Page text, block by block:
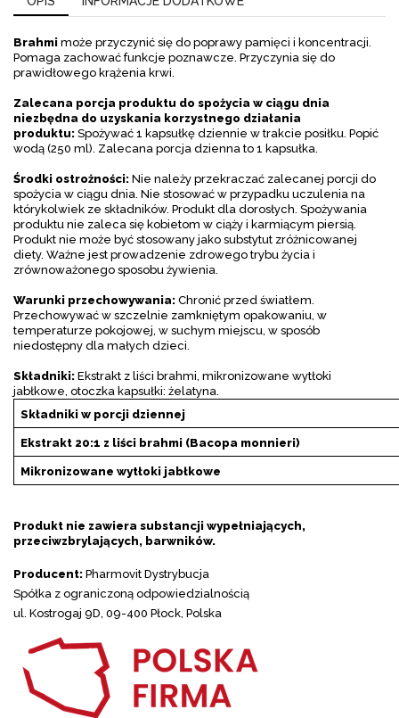
Brahmi może przyczynić się do poprawy pamięci i koncentracji.
Pomaga zachować funkcje poznawcze. Przyczynia się do
prawidłowego krążenia krwi.
Zalecana porcja produktu do spożycia w ciągu dnia
niezbędna do uzyskania korzystnego działania
produktu: Spożywać 1 kapsułkę dziennie w trakcie posiłku. Popić
wodą (250 ml). Zalecana porcja dzienna to 1 kapsułka.
Środki ostrożności: Nie należy przekraczać zalecanej porcji do
spożycia w ciągu dnia. Nie stosować w przypadku uczulenia na
którykolwiek ze składników. Produkt dla dorosłych. Spożywania
produktu nie zaleca się kobietom w ciąży i karmiącym piersią.
Produkt nie może być stosowany jako substytut zróżnicowanej
diety. Ważne jest prowadzenie zdrowego trybu życia i
zrównoważonego sposobu żywienia.
Warunki przechowywania: Chronić przed światłem.
Przechowywać w szczelnie zamkniętym opakowaniu, w
temperaturze pokojowej, w suchym miejscu, w sposób
niedostępny dla małych dzieci.
Składniki: Ekstrakt z liści brahmi, mikronizowane wytłoki
jabłkowe, otoczka kapsułki: żelatyna.
Składniki w porcji dziennej
Ekstrakt 20:1 z liści brahmi (Bacopa monnieri)
Mikronizowane wytłoki jabłkowe
Produkt nie zawiera substancji wypełniających,
przeciwzbrylających, barwników.
Producent: Pharmovit Dystrybucja
Spółka z ograniczoną odpowiedzialnością
ul. Kostrogaj 9D, 09-400 Płock, Polska